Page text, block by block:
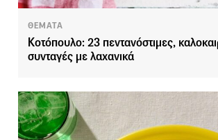
ΘΕΜΑΤΑ
Κοτόπουλο: 23 πεντανόστιμες,
συνταγές με λαχανικά